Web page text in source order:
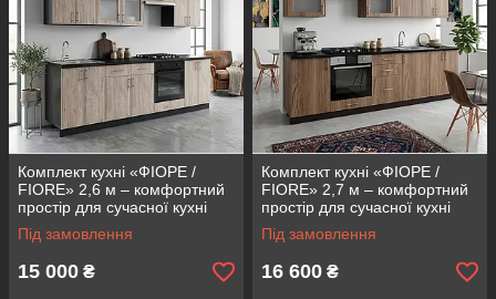
Комплект кухні «ФІОРЕ /
FIORE» 2,6 м – комфортний
простір для сучасної кухні
Під замовлення
15 000 ₴
Комплект кухні «ФІОРЕ /
FIORE» 2,7 м – комфортний
простір для сучасної кухні
Під замовлення
16 600 ₴